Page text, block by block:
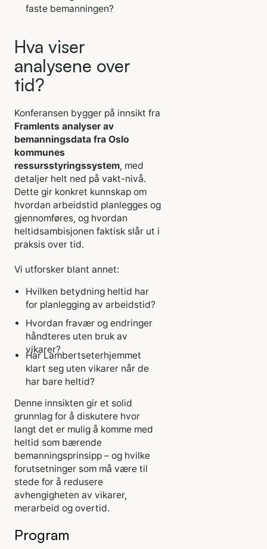
faste bemanningen?
Hva viser
analysene over
tid?
Konferansen bygger på innsikt fra
Framlents analyser av
bemanningsdata fra Oslo
kommunes
ressursstyringssystem , med
detaljer helt ned på vakt‑nivå.
Dette gir konkret kunnskap om
hvordan arbeidstid planlegges og
gjennomføres, og hvordan
heltidsambisjonen faktisk slår ut i
praksis over tid.
Vi utforsker blant annet:
Hvilken betydning heltid har
for planlegging av arbeidstid?
Hvordan fravær og endringer
håndteres uten bruk av
vikarer?
Har Lambertseterhjemmet
klart seg uten vikarer når de
har bare heltid?
Denne innsikten gir et solid
grunnlag for å diskutere hvor
langt det er mulig å komme med
heltid som bærende
bemanningsprinsipp – og hvilke
forutsetninger som må være til
stede for å redusere
avhengigheten av vikarer,
merarbeid og overtid.
Program